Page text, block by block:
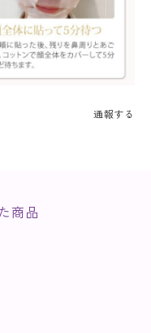
通報する
商品